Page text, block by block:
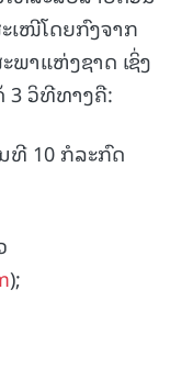
ເໜີໂດຍກົງຈາກ
ພາແຫ່ງຊາດ ເຊິ່ງ
3 ວິທີທາງຄື:
ທີ 10 ກໍລະກົດ
);